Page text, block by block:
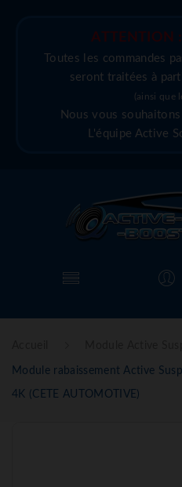
ATTENTION :
Toutes les commandes
seront traitées à
(ainsi que
Nous vous
L'équipe Active
Module rabaissement Active
4K (CETE AUTOMOTIVE)